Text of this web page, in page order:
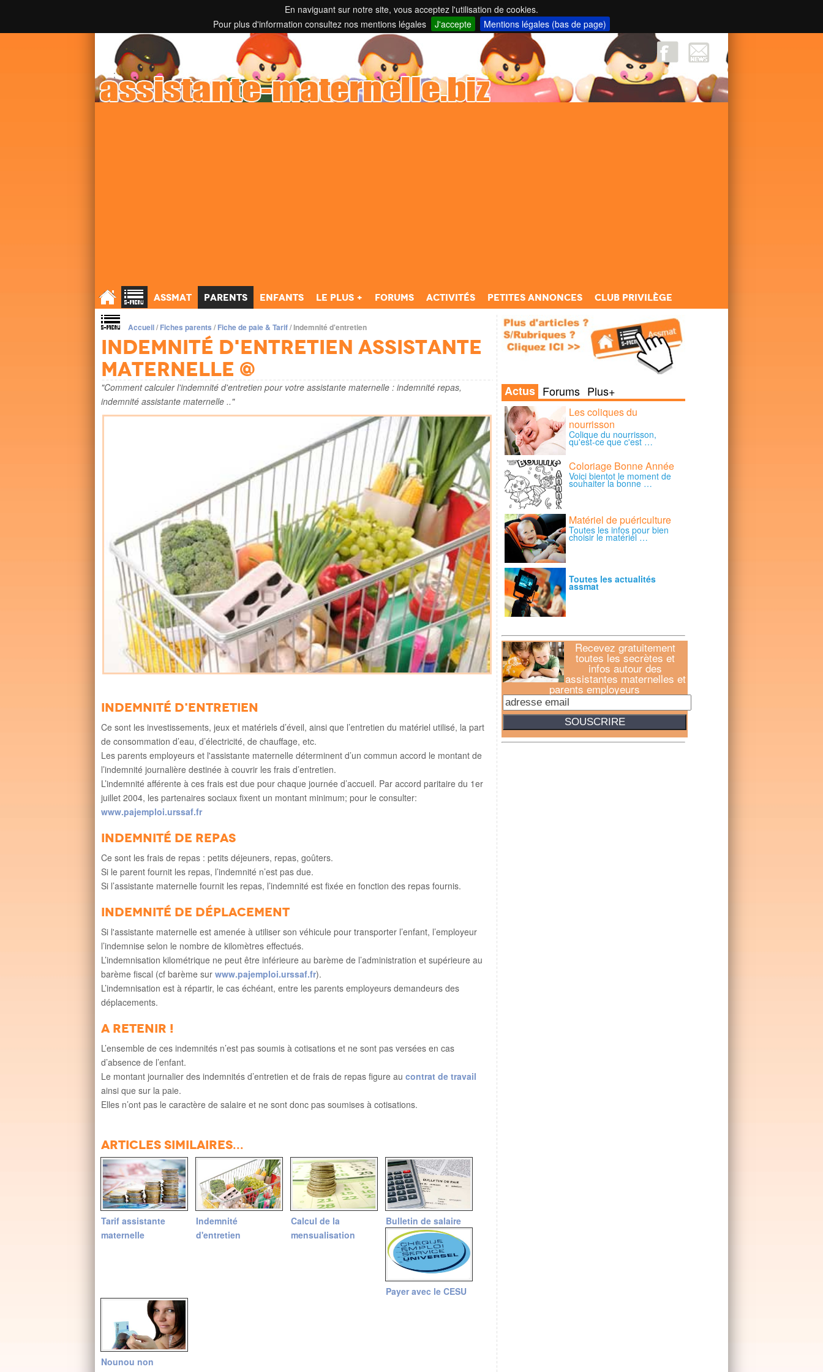
En naviguant sur notre site, vous acceptez l'utilisation de cookies.
Pour plus d'information consultez nos mentions légales
J'accepte Mentions légales (bas de page)
Toutes les informations sur les assistantes maternelles et parents employeurs ...
;
Assmat Parents Enfants Le Plus + Forums Activités Petites annonces Club Privilège
Accueil/Fiches parents /Fiche de paie & Tarif/Indemnité d'entretien
Indemnité d'entretien assistante
maternelle @
"Comment calculer l'indemnité d'entretien pour votre assistante maternelle : indemnité repas,
indemnité assistante maternelle .."
Indemnité d'entretien
Ce sont les investissements, jeux et matériels d’éveil, ainsi que l’entretien du matériel utilisé, la part
de consommation d’eau, d’électricité, de chauffage, etc.
Les parents employeurs et l'assistante maternelle déterminent d’un commun accord le montant de
l’indemnité journalière destinée à couvrir les frais d’entretien.
L’indemnité afférente à ces frais est due pour chaque journée d’accueil. Par accord paritaire du 1er
juillet 2004, les partenaires sociaux fixent un montant minimum; pour le consulter:
www.pajemploi.urssaf.fr
Indemnité de repas
Ce sont les frais de repas : petits déjeuners, repas, goûters.
Si le parent fournit les repas, l’indemnité n’est pas due.
Si l’assistante maternelle fournit les repas, l’indemnité est fixée en fonction des repas fournis.
Indemnité de déplacement
Si l'assistante maternelle est amenée à utiliser son véhicule pour transporter l’enfant, l’employeur
l’indemnise selon le nombre de kilomètres effectués.
L’indemnisation kilométrique ne peut être inférieure au barème de l’administration et supérieure au
barème fiscal (cf barème sur www.pajemploi.urssaf.fr).
L’indemnisation est à répartir, le cas échéant, entre les parents employeurs demandeurs des
déplacements.
A retenir !
L’ensemble de ces indemnités n’est pas soumis à cotisations et ne sont pas versées en cas
d’absence de l’enfant.
Le montant journalier des indemnités d’entretien et de frais de repas figure au contrat de travail
ainsi que sur la paie.
Elles n’ont pas le caractère de salaire et ne sont donc pas soumises à cotisations.
Articles similaires...
Tarif assistante
maternelle
Indemnité
d'entretien
Calcul de la
mensualisation
Bulletin de salaire
Payer avec le CESU
Nounou non
Actus Forums Plus+
Les coliques du
nourrisson
Colique du nourrisson,
qu'est-ce que c'est …
Coloriage Bonne Année
Voici bientot le moment de
souhaiter la bonne …
Matériel de puériculture
Toutes les infos pour bien
choisir le matériel …
Toutes les actualités
assmat
Recevez gratuitement
toutes les secrètes et
infos autour des
assistantes maternelles et
parents employeurs